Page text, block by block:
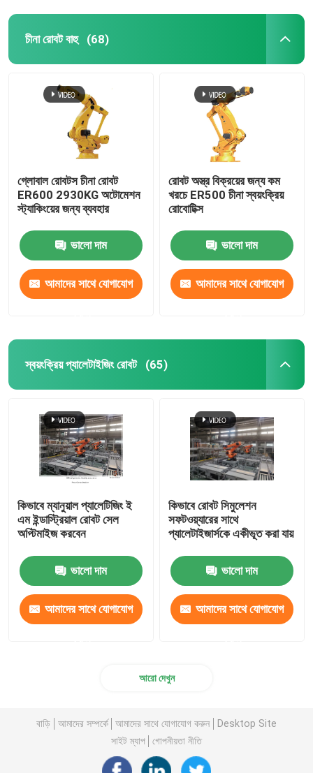
চীনা রোবট বাহু (68)
গ্লোবাল রোবটস চীনা রোবট
ER600 2930KG অটোমেশন
স্ট্যাকিংয়ের জন্য ব্যবহার
ভালো দাম
আমাদের সাথে যোগাযোগ
রোবট অস্ত্র বিক্রয়ের জন্য কম
খরচে ER500 চীনা স্বয়ংক্রিয়
রোবোটিক্স
ভালো দাম
আমাদের সাথে যোগাযোগ
স্বয়ংক্রিয় প্যালেটাইজিং রোবট (65)
কিভাবে ম্যানুয়াল প্যালেটিজিং ই
এম ইন্ডাস্ট্রিয়াল রোবট সেল
অপ্টিমাইজ করবেন
ভালো দাম
আমাদের সাথে যোগাযোগ
কিভাবে রোবট সিমুলেশন
সফটওয়্যারের সাথে
প্যালেটাইজার্সকে একীভূত করা যায়
ভালো দাম
আমাদের সাথে যোগাযোগ
আরো দেখুন
বাড়ি আমাদের সম্পর্কে আমাদের সাথে যোগাযোগ করুন
Desktop Site
সাইট ম্যাপ
গোপনীয়তা নীতি